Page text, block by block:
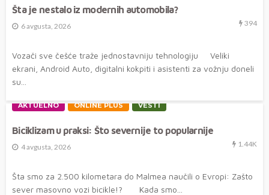
Šta je nestalo iz modernih automobila?
6 avgusta, 2026 394
Vozači sve češće traže jednostavniju tehnologiju Veliki
ekrani, Android Auto, digitalni kokpiti i asistenti za vožnju doneli
su...
AKTUELNO ONLINE PLUS VESTI
Biciklizam u praksi: Što severnije to popularnije
4 avgusta, 2026 1.44K
Šta smo za 2.500 kilometara do Malmea naučili o Evropi: Zašto
sever masovno vozi bicikle!? Kada smo...